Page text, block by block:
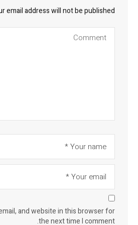
email address will not be published.
and website in this browser for
the next time I comment.